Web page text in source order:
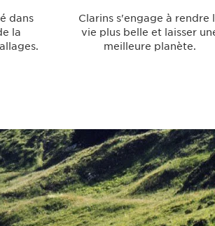
dans
la
Clarins s'engage à rendre
vie plus belle et laisser
meilleure planète.